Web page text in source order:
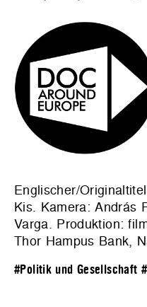
Englischer/
Kis. Kamera: András
Varga. Produktion:
Thor Hampus Bank,
#Politik und Gesellschaft